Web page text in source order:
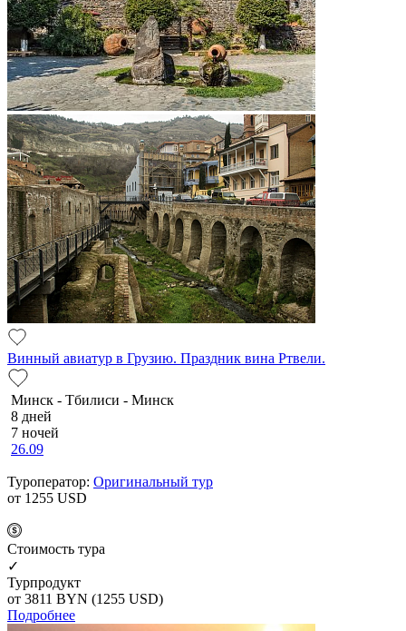
Винный авиатур в Грузию. Праздник вина Ртвели.
Минск - Тбилиси - Минск
8 дней
7 ночей
26.09
Туроператор: Оригинальный тур
от 1255 USD
Cтоимость тура
✓
Турпродукт
от 3811 BYN (1255 USD)
Подробнее